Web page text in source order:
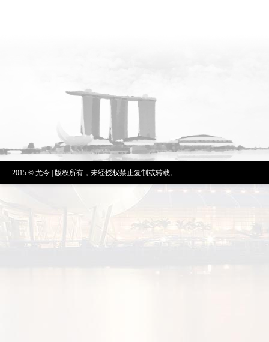
2015 © 尤今 | 版权所有，未经授权禁止复制或转载。